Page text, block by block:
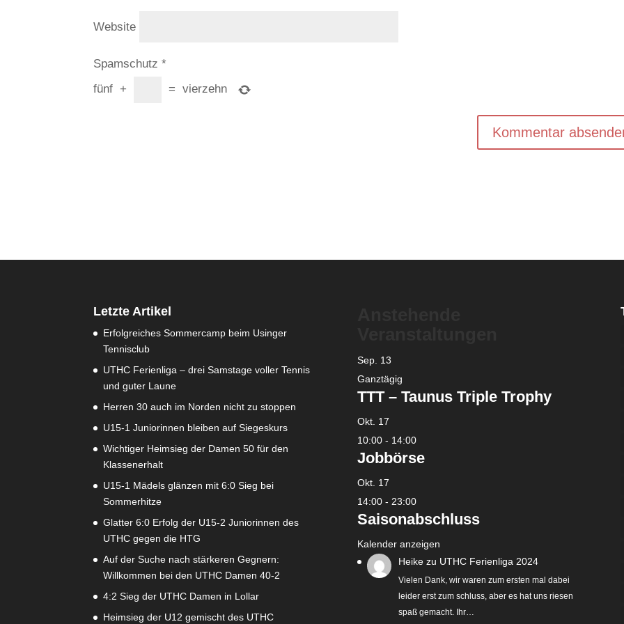
Website
Spamschutz *
fünf + = vierzehn
Letzte Artikel
Erfolgreiches Sommercamp beim Usinger
Tennisclub
UTHC Ferienliga – drei Samstage voller Tennis
und guter Laune
Herren 30 auch im Norden nicht zu stoppen
U15-1 Juniorinnen bleiben auf Siegeskurs
Wichtiger Heimsieg der Damen 50 für den
Klassenerhalt
U15-1 Mädels glänzen mit 6:0 Sieg bei
Sommerhitze
Glatter 6:0 Erfolg der U15-2 Juniorinnen des
UTHC gegen die HTG
Auf der Suche nach stärkeren Gegnern:
Willkommen bei den UTHC Damen 40-2
4:2 Sieg der UTHC Damen in Lollar
Heimsieg der U12 gemischt des UTHC
Sep. 13
Ganztägig
TTT – Taunus Triple Trophy
Okt. 17
10:00- 14:00
Jobbörse
Okt. 17
14:00- 23:00
Saisonabschluss
Kalender anzeigen
Heike zu UTHC Ferienliga 2024
Vielen Dank, wir waren zum ersten mal dabei
leider erst zum schluss, aber es hat uns riesen
spaß gemacht. Ihr…